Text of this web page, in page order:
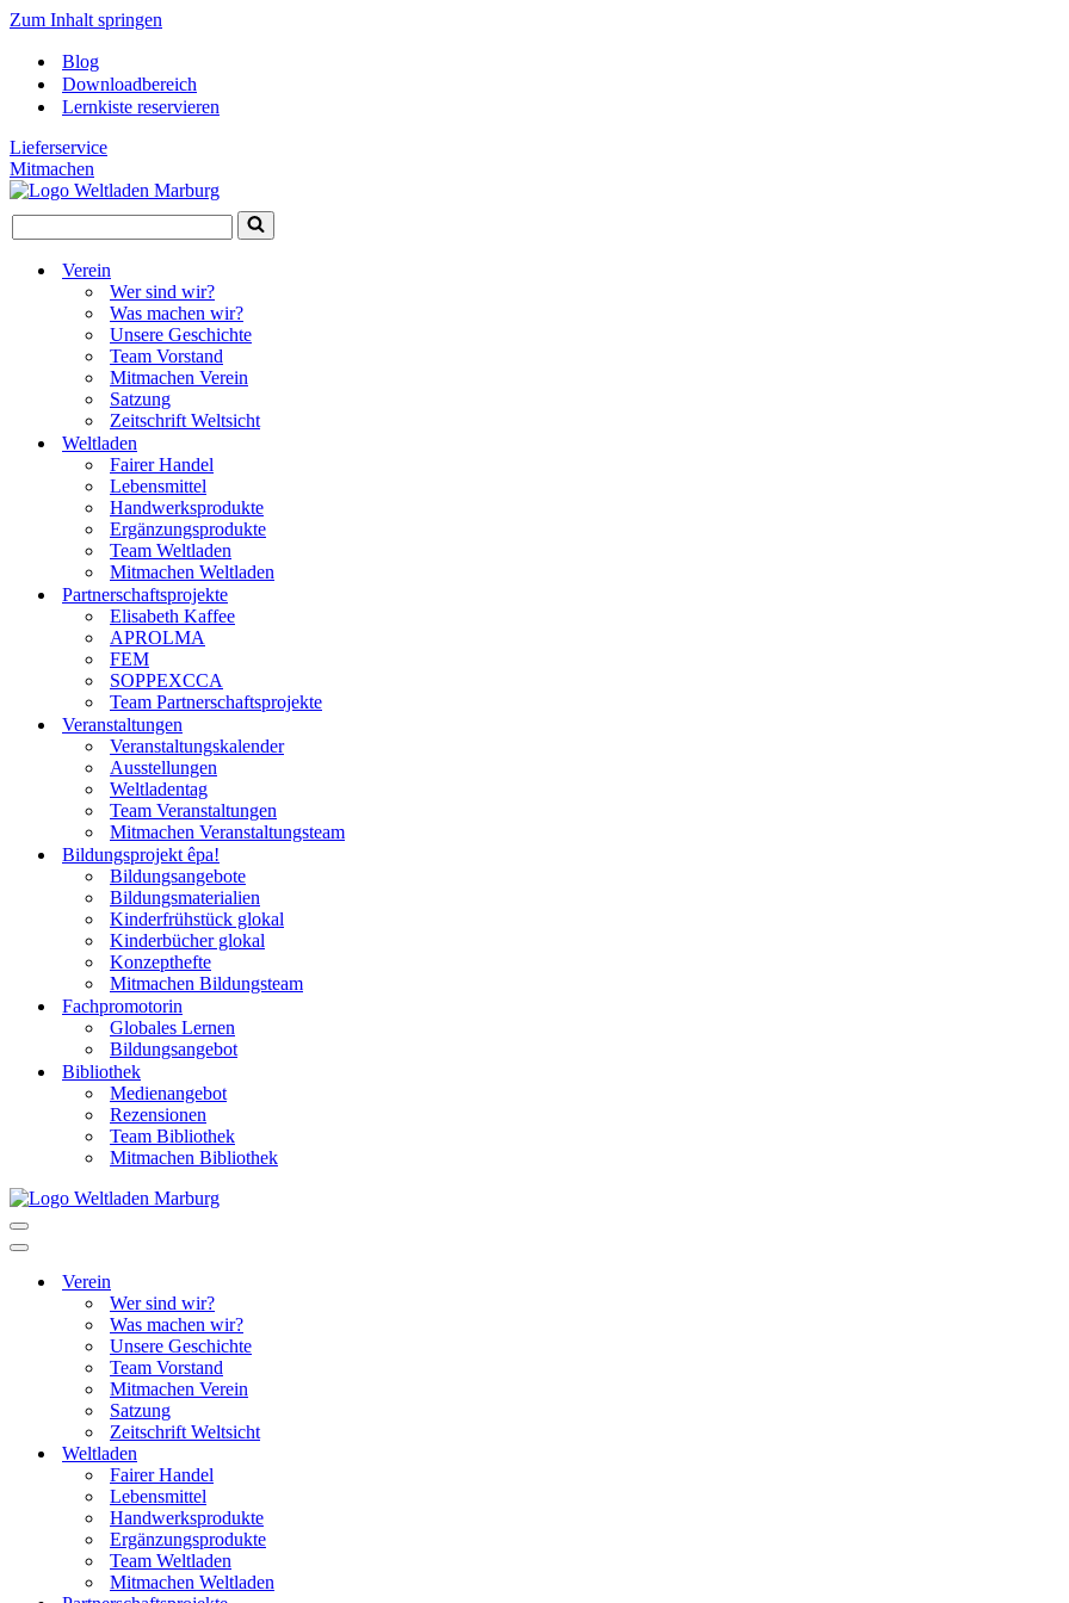
Zum Inhalt springen
Blog
Downloadbereich
Lernkiste reservieren
Lieferservice
Mitmachen
Suchen
nach …
Verein
Wer sind wir?
Was machen wir?
Unsere Geschichte
Team Vorstand
Mitmachen Verein
Satzung
Zeitschrift Weltsicht
Weltladen
Fairer Handel
Lebensmittel
Handwerksprodukte
Ergänzungsprodukte
Team Weltladen
Mitmachen Weltladen
Partnerschaftsprojekte
Elisabeth Kaffee
APROLMA
FEM
SOPPEXCCA
Team Partnerschaftsprojekte
Veranstaltungen
Veranstaltungskalender
Ausstellungen
Weltladentag
Team Veranstaltungen
Mitmachen Veranstaltungsteam
Bildungsprojekt êpa!
Bildungsangebote
Bildungsmaterialien
Kinderfrühstück glokal
Kinderbücher glokal
Konzepthefte
Mitmachen Bildungsteam
Fachpromotorin
Globales Lernen
Bildungsangebot
Bibliothek
Medienangebot
Rezensionen
Team Bibliothek
Mitmachen Bibliothek
Navigationsmenü
Navigationsmenü
Verein
Wer sind wir?
Was machen wir?
Unsere Geschichte
Team Vorstand
Mitmachen Verein
Satzung
Zeitschrift Weltsicht
Weltladen
Fairer Handel
Lebensmittel
Handwerksprodukte
Ergänzungsprodukte
Team Weltladen
Mitmachen Weltladen